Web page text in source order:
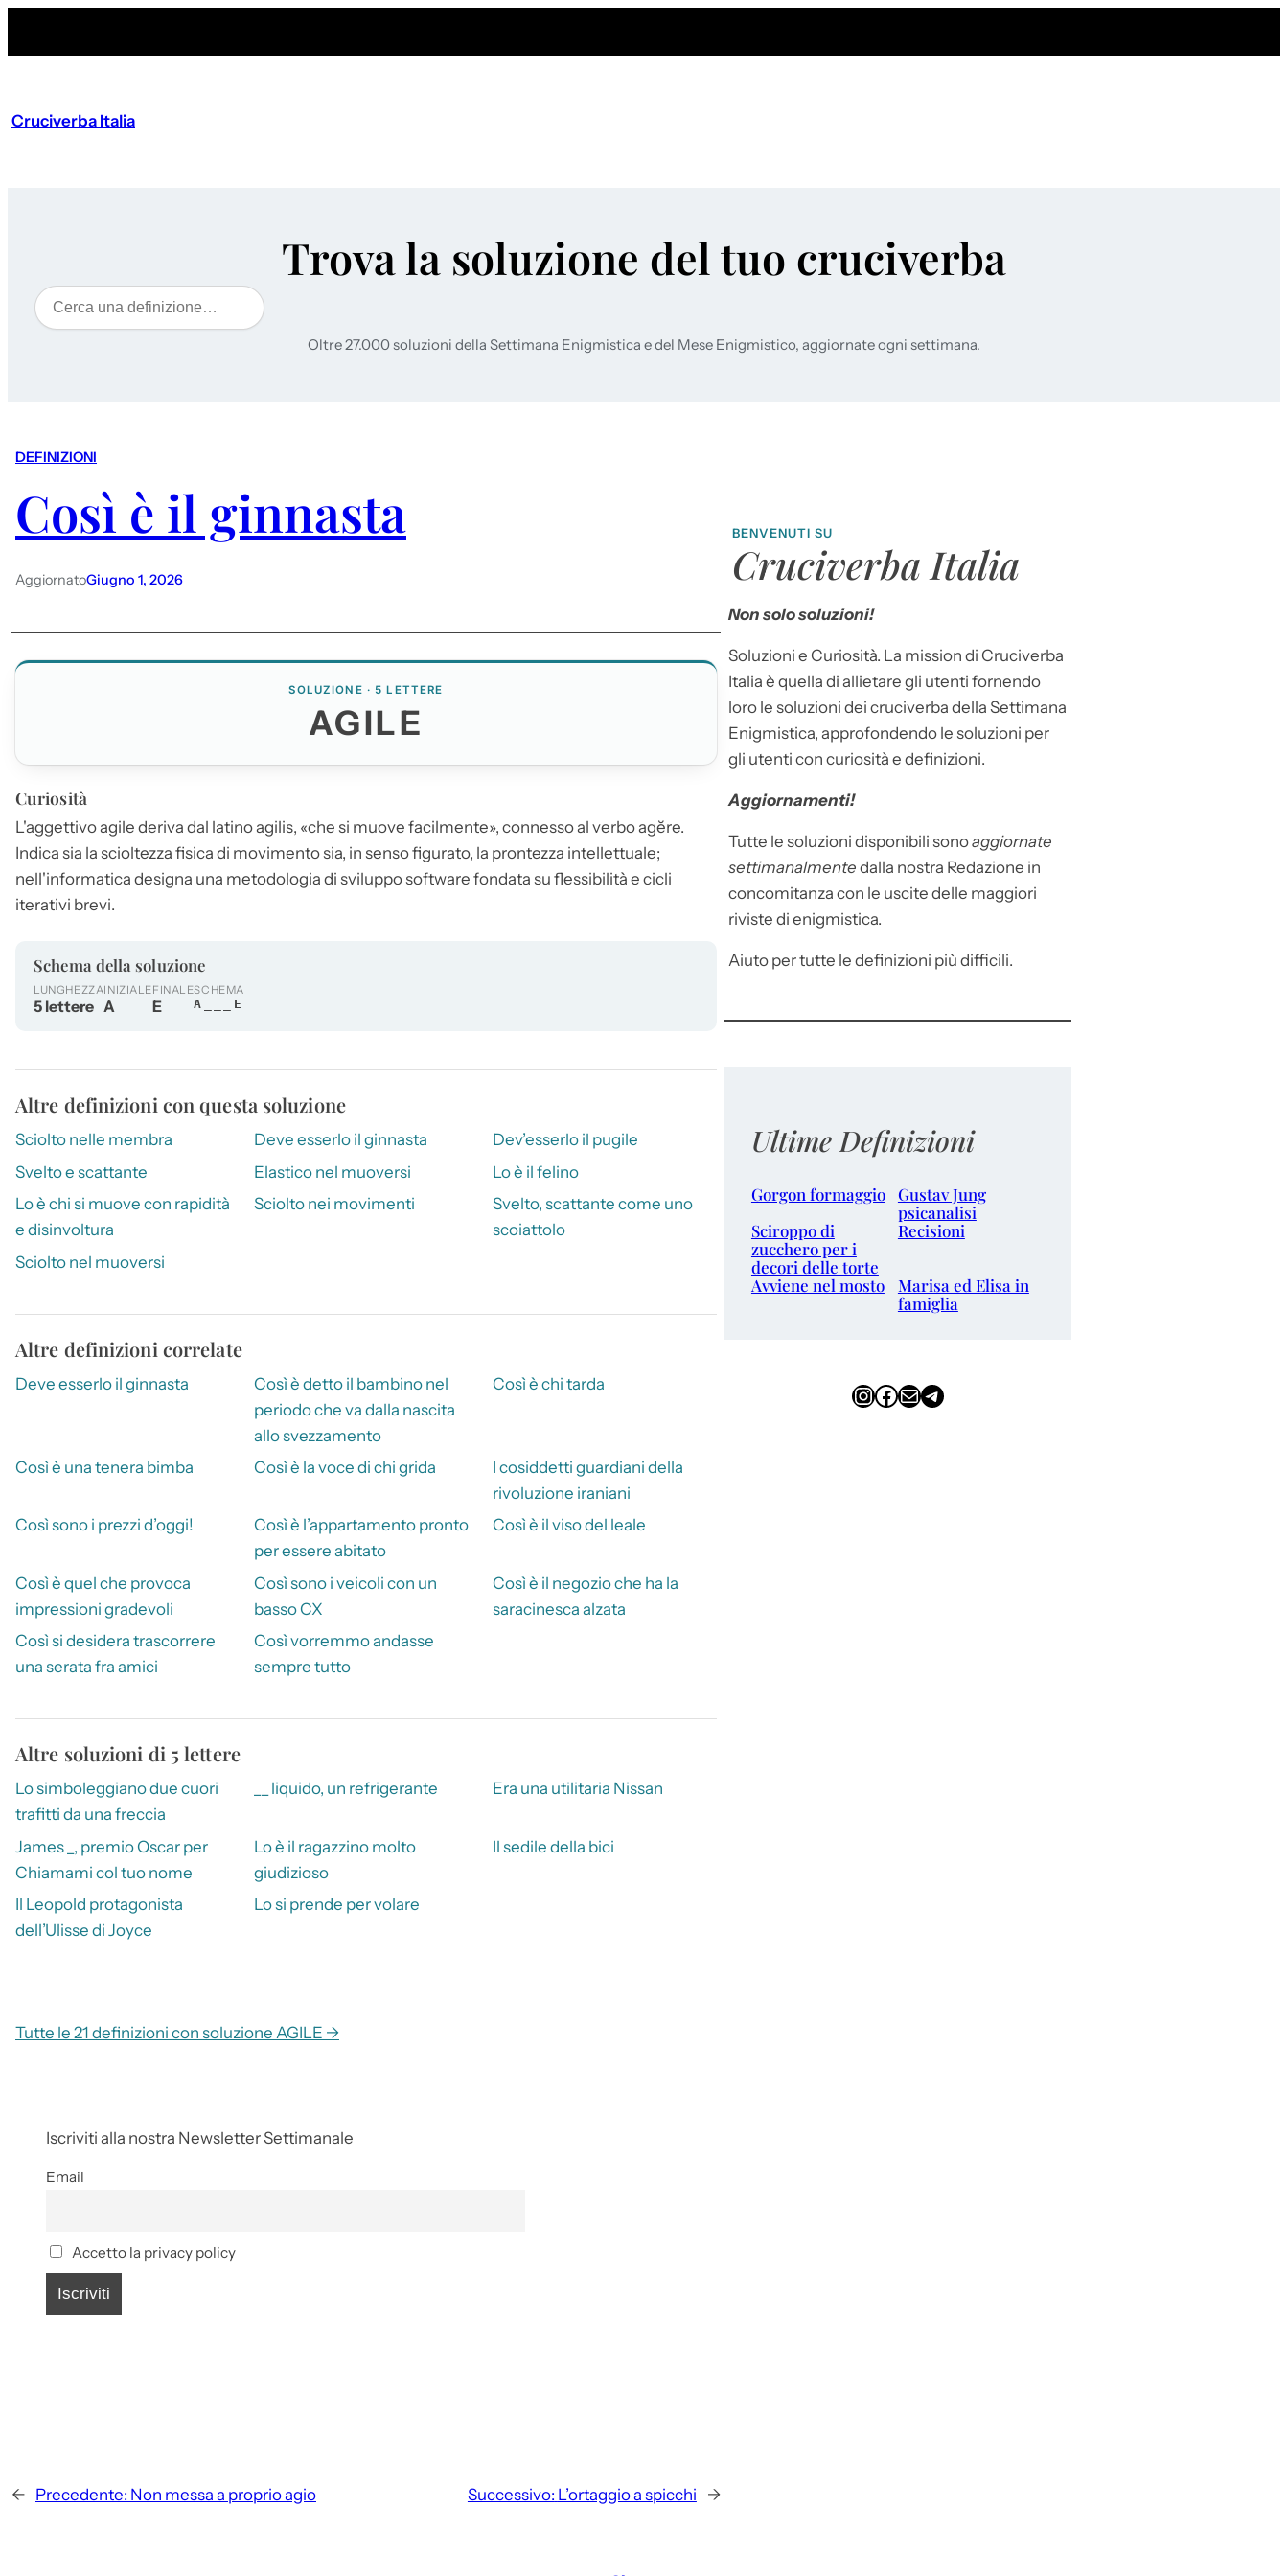
Cruciverba Italia
Trova la soluzione del tuo cruciverba
Cerca
Oltre 27.000 soluzioni della Settimana Enigmistica e del Mese Enigmistico, aggiornate ogni settimana.
DEFINIZIONI
Così è il ginnasta
AggiornatoGiugno 1, 2026
SOLUZIONE · 5 LETTERE
AGILE
Curiosità
L'aggettivoagile deriva dal latino agilis, «che si muove facilmente», connesso al verbo agĕre.
Indica sia la scioltezza fisica di movimento sia, in senso figurato, la prontezza intellettuale;
nell'informatica designa una metodologia di sviluppo software fondata su flessibilità e cicli
iterativi brevi.
Schema della soluzione
LUNGHEZZA
5 lettere
INIZIALE
A
FINALE
E
SCHEMA
A___E
Altre definizioni con questa soluzione
Sciolto nelle membra Deve esserlo il ginnasta
Dev’esserlo il pugile
Svelto e scattante
Elastico nel muoversi
Lo è il felino
Lo è chi si muove con rapidità
e disinvoltura
Sciolto nei movimenti
Svelto, scattante come uno
scoiattolo
Sciolto nel muoversi
Altre definizioni correlate
Deve esserlo il ginnasta
Così è detto il bambino nel
periodo che va dalla nascita
allo svezzamento
Così è chi tarda
Così è una tenera bimba Così è la voce di chi grida
I cosiddetti guardiani della
rivoluzione iraniani
Così sono i prezzi d’oggi!
Così è l’appartamento pronto
per essere abitato
Così è il viso del leale
Così è quel che provoca
impressioni gradevoli
Così sono i veicoli con un
basso CX
Così è il negozio che ha la
saracinesca alzata
Così si desidera trascorrere
una serata fra amici
Così vorremmo andasse
sempre tutto
Altre soluzioni di 5 lettere
Lo simboleggiano due cuori
trafitti da una freccia
__ liquido, un refrigerante Era una utilitaria Nissan
James _, premio Oscar per
Chiamami col tuo nome
Lo è il ragazzino molto
giudizioso
Il sedile della bici
Il Leopold protagonista
dell’Ulisse di Joyce
Lo si prende per volare
Tutte le 21 definizioni con soluzione AGILE →
Iscriviti alla nostra Newsletter Settimanale
Email
Accetto la privacy policy
← Precedente: Non messa a proprio agio Successivo: L’ortaggio a spicchi →
BENVENUTI SU
Cruciverba Italia
Non solo soluzioni!
Soluzioni e Curiosità. La mission di Cruciverba
Italia è quella di allietare gli utenti fornendo
loro le soluzioni dei cruciverba della Settimana
Enigmistica, approfondendo le soluzioni per
gli utenti con curiosità e definizioni.
Aggiornamenti!
Tutte le soluzioni disponibili sonoaggiornate
settimanalmente dalla nostra Redazione in
concomitanza con le uscite delle maggiori
riviste di enigmistica.
Aiuto per tutte le definizioni più difficili.
Ultime Definizioni
Gorgon formaggio Gustav Jung
psicanalisi
Sciroppo di
zucchero per i
decori delle torte
Recisioni
Avviene nel mosto
Marisa ed Elisa in
famiglia
InstagramFacebook Email Telegram